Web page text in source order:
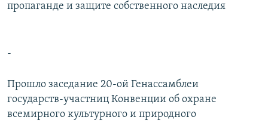
пропаганде и защите собственного наследия
-
Прошло заседание 20-ой Генассамблеи
государств-участниц Конвенции об охране
всемирного культурного и природного